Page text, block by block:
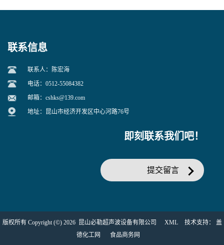
联系信息
联系人：陈宏海
电话：0512-55084382
邮箱： cshks@139.com
地址：昆山市经济开发区中心河路76号
即刻联系我们吧！
提交留言
版权所有 Copyright (©) 2026 昆山必勒超声波设备有限公司 XML 技术支持： 盖
德化工网
食品商务网